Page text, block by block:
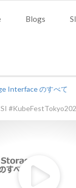
Blogs
Interface のすべて